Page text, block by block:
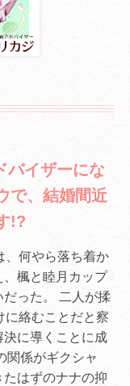
バイザーにな
で、結婚間近
!?
、何やら落ち着か
楓と睦月カップ
った。 二人が揉
に絡むことだと察
に導くことに成
関係がギクシャ
はずのナナの抑